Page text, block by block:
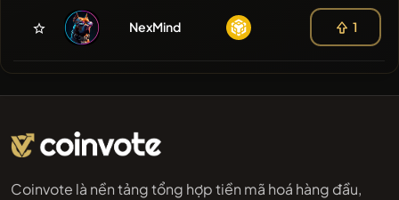
NexMind 1
Coinvote là nền tảng tổng hợp tiền mã hoá hàng đầu,